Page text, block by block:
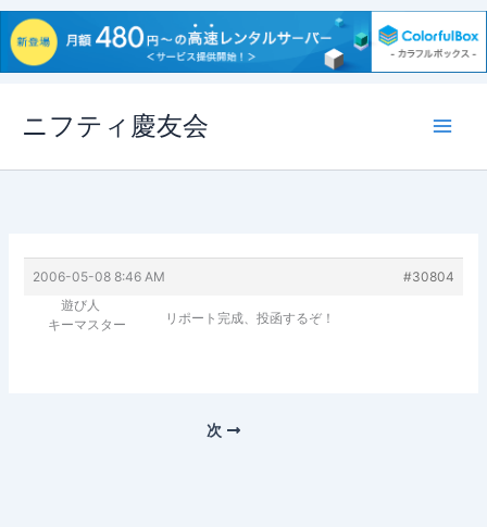
ス
ニフティ慶友会
2006-05-08 8:46 AM
#30804
遊び人
キーマスター
リポート完成、投函するぞ！
次